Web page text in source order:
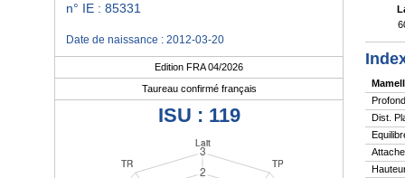
n° IE : 85331
Date de naissance : 2012-03-20
Edition FRA 04/2026
Taureau confirmé français
ISU : 119
Dist.